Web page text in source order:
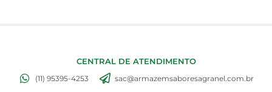
CENTRAL DE ATENDIMENTO
(11) 95395-4253 sac@armazemsaboresagranel.com.br